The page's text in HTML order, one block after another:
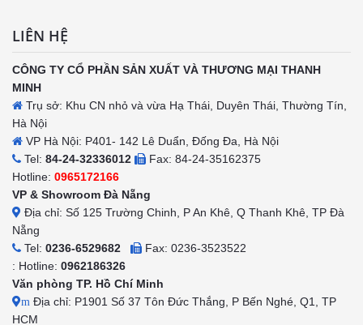
LIÊN HỆ
CÔNG TY CỔ PHẦN SẢN XUẤT VÀ THƯƠNG MẠI THANH
MINH
Trụ sở: Khu CN nhỏ và vừa Hạ Thái, Duyên Thái, Thường Tín,
Hà Nội
VP Hà Nội: P401- 142 Lê Duẩn, Đống Đa, Hà Nội
Tel: 84-24-32336012
Fax: 84-24-35162375
Hotline: 0965172166
VP & Showroom Đà Nẵng
Địa chỉ: Số 125 Trường Chinh, P An Khê, Q Thanh Khê, TP Đà
Nẵng
Tel: 0236-6529682
Fax: 0236-3523522
: Hotline: 0962186326
Văn phòng TP. Hồ Chí Minh
m Địa chỉ: P1901 Số 37 Tôn Đức Thắng, P Bến Nghé, Q1, TP
HCM